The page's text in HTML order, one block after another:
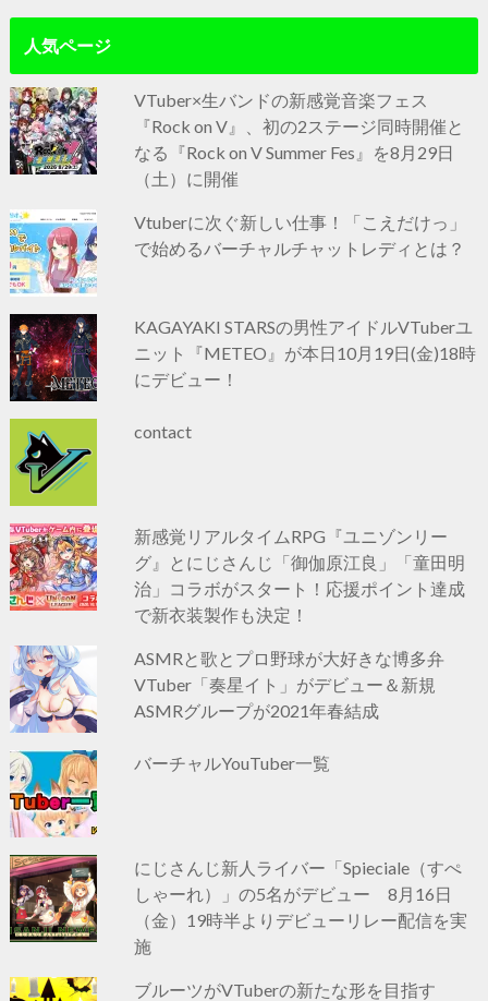
人気ページ
VTuber×生バンドの新感覚音楽フェス
『Rock on V』、初の2ステージ同時開催と
なる『Rock on V Summer Fes』を8月29日
（土）に開催
Vtuberに次ぐ新しい仕事！「こえだけっ」
で始めるバーチャルチャットレディとは？
KAGAYAKI STARSの男性アイドルVTuberユ
ニット『METEO』が本日10月19日(金)18時
にデビュー！
contact
新感覚リアルタイムRPG『ユニゾンリー
グ』とにじさんじ「御伽原江良」「童田明
治」コラボがスタート！応援ポイント達成
で新衣装製作も決定！
ASMRと歌とプロ野球が大好きな博多弁
VTuber「奏星イト」がデビュー＆新規
ASMRグループが2021年春結成
バーチャルYouTuber一覧
にじさんじ新人ライバー「Spieciale（すぺ
しゃーれ）」の5名がデビュー 8月16日
（金）19時半よりデビューリレー配信を実
施
ブルーツがVTuberの新たな形を目指す